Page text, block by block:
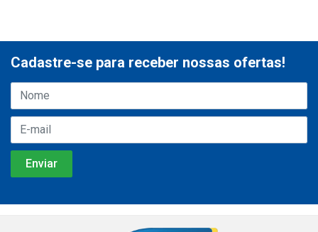
Cadastre-se para receber nossas ofertas!